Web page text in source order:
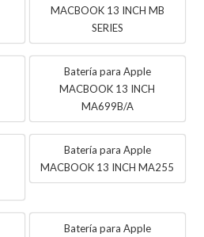
MACBOOK 13 INCH MB
SERIES
Batería para Apple
MACBOOK 13 INCH
MA699B/A
Batería para Apple
MACBOOK 13 INCH MA255
Batería para Apple